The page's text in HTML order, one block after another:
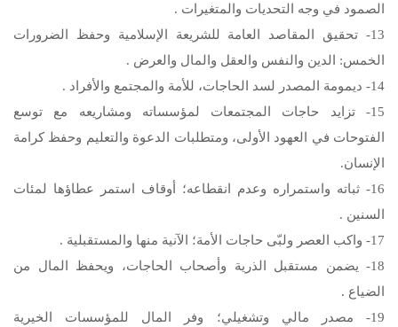
الصمود في وجه التحديات والمتغيرات .
13- تحقيق المقاصد العامة للشريعة الإسلامية وحفظ الضرورات
الخمس: الدين والنفس والعقل والمال والعرض .
14- ديمومة المصدر لسد الحاجات، للأمة والمجتمع والأفراد .
15- تزايد حاجات المجتمعات لمؤسساته ومشاريعه مع توسع
الفتوحات في العهود الأولى، ومتطلبات الدعوة والتعليم وحفظ كرامة
الإنسان.
16- ثباته واستمراره وعدم انقطاعه؛ أوقاف استمر عطاؤها لمئات
السنين .
17- واكب العصر ولبّى حاجات الأمة؛ الآنية منها والمستقبلية .
18- يضمن مستقبل الذرية وأصحاب الحاجات، ويحفظ المال من
الضياع .
19- مصدر مالي وتشغيلي؛ وفر المال للمؤسسات الخيرية